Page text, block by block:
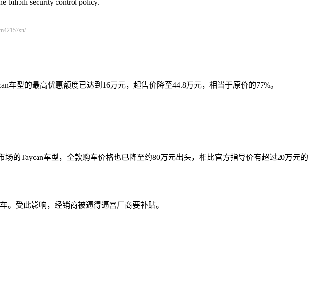
型的最高优惠额度已达到16万元，起售价降至44.8万元，相当于原价的77%。
的Taycan车型，全款购车价格也已降至约80万元出头，相比官方指导价有超过20万元的
。受此影响，经销商被逼得逼宫厂商要补贴。